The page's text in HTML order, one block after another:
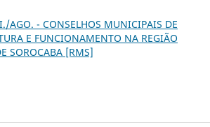
AGO. - CONSELHOS MUNICIPAIS DE
E FUNCIONAMENTO NA REGIÃO
SOROCABA [RMS]